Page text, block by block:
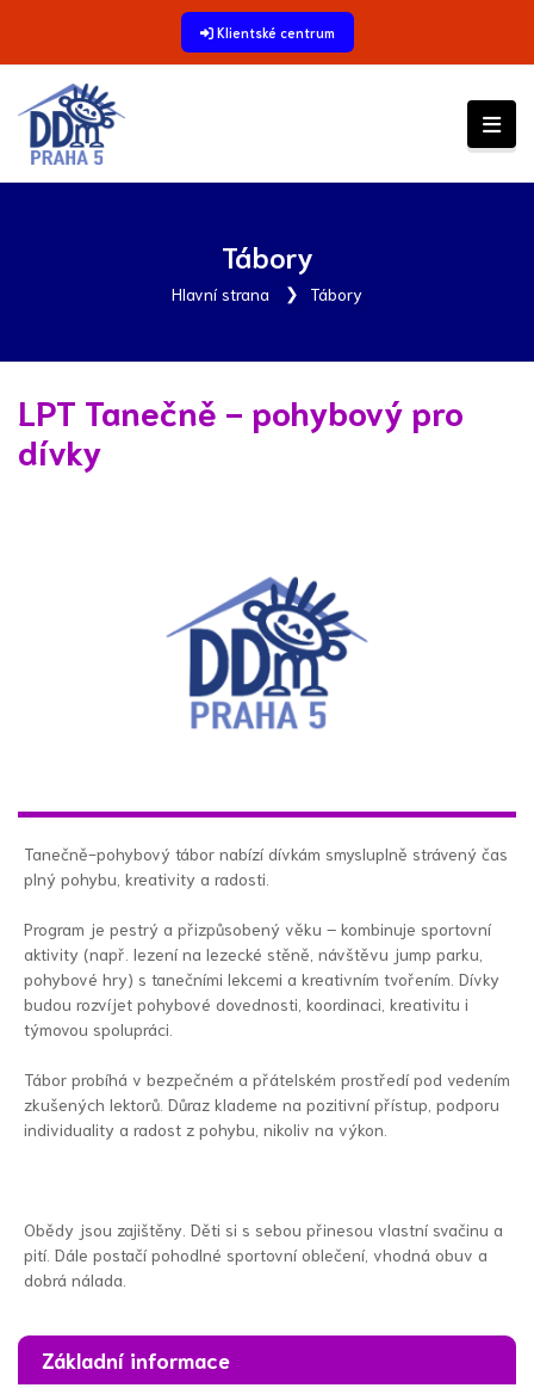
Klientské centrum
Tábory
Hlavní strana Tábory
LPT Tanečně - pohybový pro
dívky
Tanečně-pohybový tábor nabízí dívkám smysluplně strávený čas
plný pohybu, kreativity a radosti.
Program je pestrý a přizpůsobený věku – kombinuje sportovní
aktivity (např. lezení na lezecké stěně, návštěvu jump parku,
pohybové hry) s tanečními lekcemi a kreativním tvořením. Dívky
budou rozvíjet pohybové dovednosti, koordinaci, kreativitu i
týmovou spolupráci.
Tábor probíhá v bezpečném a přátelském prostředí pod vedením
zkušených lektorů. Důraz klademe na pozitivní přístup, podporu
individuality a radost z pohybu, nikoliv na výkon.
Obědy jsou zajištěny. Děti si s sebou přinesou vlastní svačinu a
pití. Dále postačí pohodlné sportovní oblečení, vhodná obuv a
dobrá nálada.
Základní informace